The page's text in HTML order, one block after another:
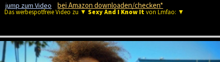
jump zum Video bei Amazon downloaden/checken*
Das werbespotfreie Video zu ▼ Sexy And I Know It von Lmfao: ▼